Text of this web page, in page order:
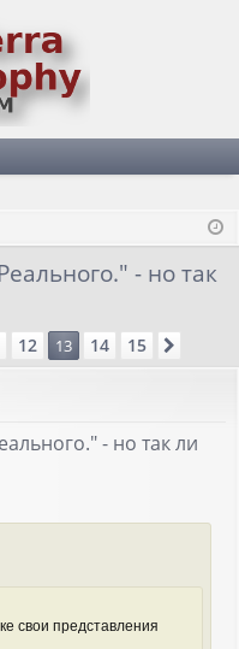
- но так
15
12 13 14 15
- но так ли
свои представления